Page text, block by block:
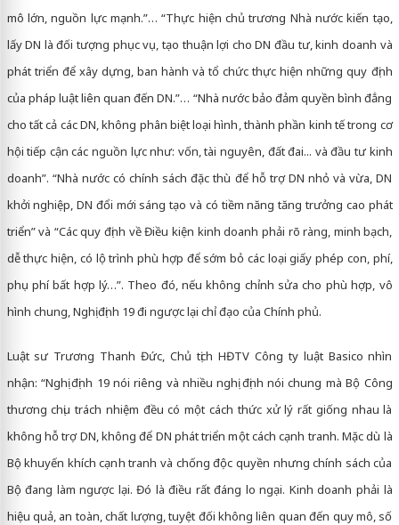
mô lớn, nguồn lực mạnh.”… “Thực hiện chủ trương Nhà nước kiến tạo,
lấy DN là đối tượng phục vụ, tạo thuận lợi cho DN đầu tư, kinh doanh và
phát triển để xây dựng, ban hành và tổ chức thực hiện những quy định
của pháp luật liên quan đến DN.”… “Nhà nước bảo đảm quyền bình đẳng
cho tất cả các DN, không phân biệt loại hình, thành phần kinh tế trong cơ
hội tiếp cận các nguồn lực như: vốn, tài nguyên, đất đai... và đầu tư kinh
doanh”. “Nhà nước có chính sách đặc thù để hỗ trợ DN nhỏ và vừa, DN
khởi nghiệp, DN đổi mới sáng tạo và có tiềm năng tăng trưởng cao phát
triển” và “Các quy định về Điều kiện kinh doanh phải rõ ràng, minh bạch,
dễ thực hiện, có lộ trình phù hợp để sớm bỏ các loại giấy phép con, phí,
phụ phí bất hợp lý…”. Theo đó, nếu không chỉnh sửa cho phù hợp, vô
hình chung, Nghị định 19 đi ngược lại chỉ đạo của Chính phủ.
Luật sư Trương Thanh Đức, Chủ tịch HĐTV Công ty luật Basico nhìn
nhận: “Nghị định 19 nói riêng và nhiều nghị định nói chung mà Bộ Công
thương chịu trách nhiệm đều có một cách thức xử lý rất giống nhau là
không hỗ trợ DN, không để DN phát triển một cách cạnh tranh. Mặc dù là
Bộ khuyến khích cạnh tranh và chống độc quyền nhưng chính sách của
Bộ đang làm ngược lại. Đó là điều rất đáng lo ngại. Kinh doanh phải là
hiệu quả, an toàn, chất lượng, tuyệt đối không liên quan đến quy mô, số